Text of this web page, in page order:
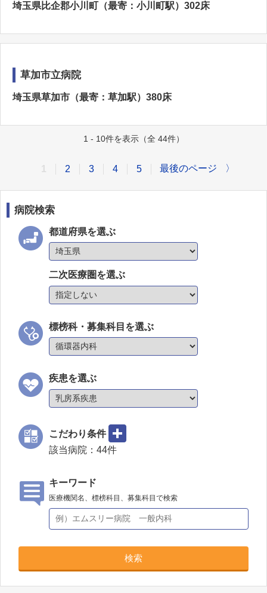
埼玉県比企郡小川町（最寄：小川町駅）302床
草加市立病院
埼玉県草加市（最寄：草加駅）380床
1 - 10件を表示（全 44件）
2 3 4 5 最後のページ 〉
病院検索
都道府県を選ぶ
二次医療圏を選ぶ
標榜科・募集科目を選ぶ
疾患を選ぶ
こだわり条件
該当病院： 44件
キーワード
医療機関名、標榜科目、募集科目で検索
検索